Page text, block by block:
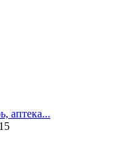
аптека...